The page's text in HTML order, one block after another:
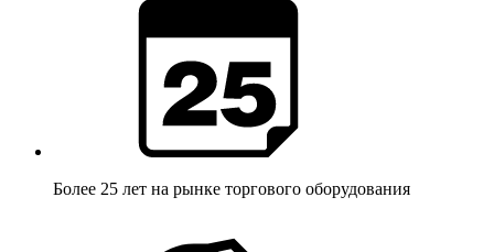
Более 25 лет на рынке торгового оборудования